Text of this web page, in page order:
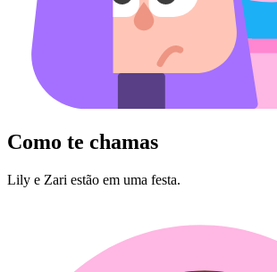
Como te chamas
Lily e Zari estão em uma festa.